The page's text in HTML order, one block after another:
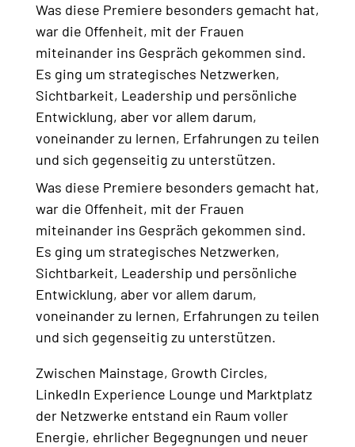
Was diese Premiere besonders gemacht hat,
war die Offenheit, mit der Frauen
miteinander ins Gespräch gekommen sind.
Es ging um strategisches Netzwerken,
Sichtbarkeit, Leadership und persönliche
Entwicklung, aber vor allem darum,
voneinander zu lernen, Erfahrungen zu teilen
und sich gegenseitig zu unterstützen.
Was diese Premiere besonders gemacht hat,
war die Offenheit, mit der Frauen
miteinander ins Gespräch gekommen sind.
Es ging um strategisches Netzwerken,
Sichtbarkeit, Leadership und persönliche
Entwicklung, aber vor allem darum,
voneinander zu lernen, Erfahrungen zu teilen
und sich gegenseitig zu unterstützen.
Zwischen Mainstage, Growth Circles,
LinkedIn Experience Lounge und Marktplatz
der Netzwerke entstand ein Raum voller
Energie, ehrlicher Begegnungen und neuer